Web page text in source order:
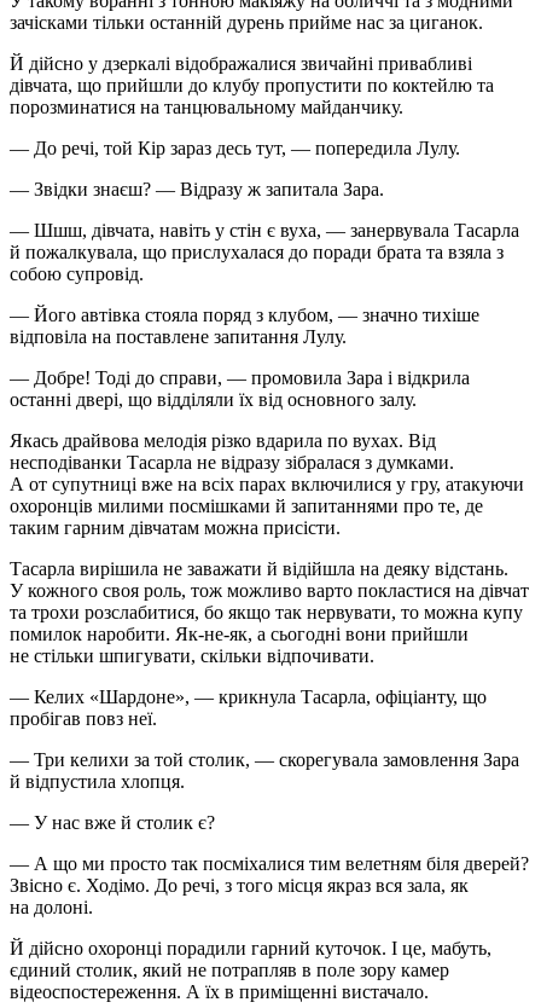
зачісками тільки останній дурень прийме нас за циганок.
Й дійсно у дзеркалі відображалися звичайні привабливі
дівчата, що прийшли до клубу пропустити по коктейлю та
порозминатися на танцювальному майданчику.
— До речі, той Кір зараз десь тут, — попередила Лулу.
— Звідки знаєш? — Відразу ж запитала Зара.
— Шшш, дівчата, навіть у стін є вуха, — занервувала Тасарла
й пожалкувала, що прислухалася до поради брата та взяла з
собою супровід.
— Його автівка стояла поряд з клубом, — значно тихіше
відповіла на поставлене запитання Лулу.
— Добре! Тоді до справи, — промовила Зара і відкрила
останні двері, що відділяли їх від основного залу.
Якась драйвова мелодія різко вдарила по вухах. Від
несподіванки Тасарла не відразу зібралася з думками.
А от супутниці вже на всіх парах включилися у гру, атакуючи
охоронців милими посмішками й запитаннями про те, де
таким гарним дівчатам можна присісти.
Тасарла вирішила не заважати й відійшла на деяку відстань.
У кожного своя роль, тож можливо варто покластися на дівчат
та трохи розслабитися, бо якщо так нервувати, то можна купу
помилок наробити. Як-не-як, а сьогодні вони прийшли
не стільки шпигувати, скільки відпочивати.
— Келих «Шардоне», — крикнула Тасарла, офіціанту, що
пробігав повз неї.
— Три келихи за той столик, — скорегувала замовлення Зара
й відпустила хлопця.
— У нас вже й столик є?
— А що ми просто так посміхалися тим велетням біля дверей?
Звісно є. Ходімо. До речі, з того місця якраз вся зала, як
на долоні.
Й дійсно охоронці порадили гарний куточок. І це, мабуть,
єдиний столик, який не потрапляв в поле зору камер
відеоспостереження. А їх в приміщенні вистачало.